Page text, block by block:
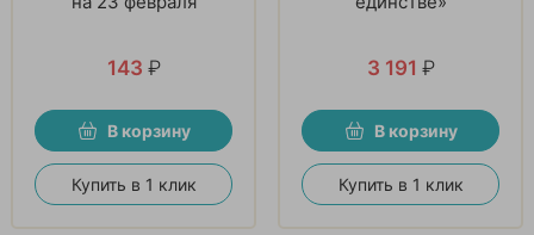
143 ₽
В корзину
Купить в 1 клик
3 191 ₽
В корзину
Купить в 1 клик